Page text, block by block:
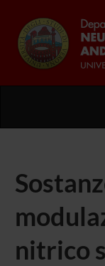
nitrico